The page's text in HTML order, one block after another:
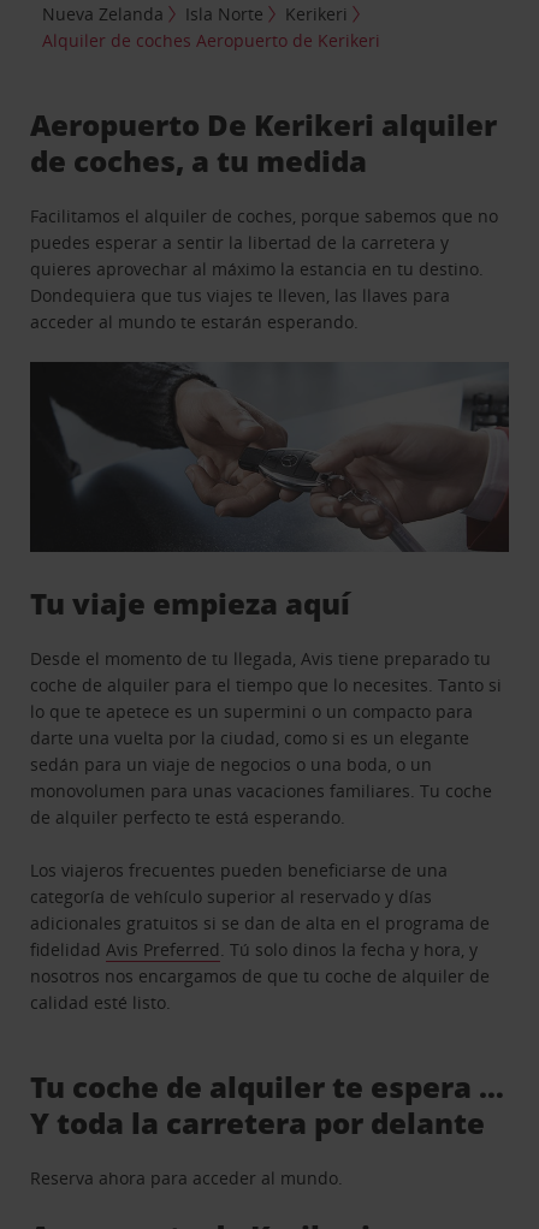
Nueva Zelanda
Isla Norte
Kerikeri
Alquiler de coches Aeropuerto de Kerikeri
Aeropuerto De Kerikeri alquiler
de coches, a tu medida
Facilitamos el alquiler de coches, porque sabemos que no
puedes esperar a sentir la libertad de la carretera y
quieres aprovechar al máximo la estancia en tu destino.
Dondequiera que tus viajes te lleven, las llaves para
acceder al mundo te estarán esperando.
Tu viaje empieza aquí
Desde el momento de tu llegada, Avis tiene preparado tu
coche de alquiler para el tiempo que lo necesites. Tanto si
lo que te apetece es un supermini o un compacto para
darte una vuelta por la ciudad, como si es un elegante
sedán para un viaje de negocios o una boda, o un
monovolumen para unas vacaciones familiares. Tu coche
de alquiler perfecto te está esperando.
Los viajeros frecuentes pueden beneficiarse de una
categoría de vehículo superior al reservado y días
adicionales gratuitos si se dan de alta en el programa de
fidelidadAvis Preferred. Tú solo dinos la fecha y hora, y
nosotros nos encargamos de que tu coche de alquiler de
calidad esté listo.
Tu coche de alquiler te espera …
Y toda la carretera por delante
Reserva ahora para acceder al mundo.